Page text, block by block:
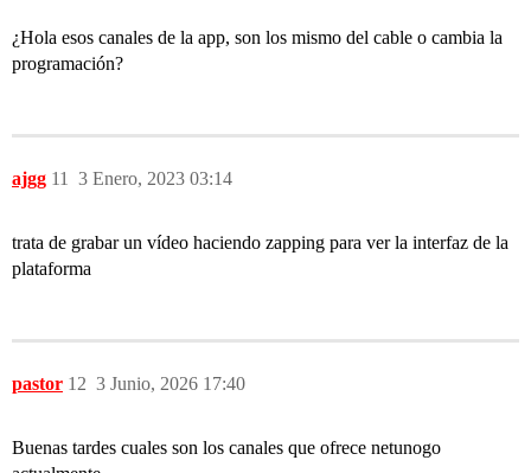
¿Hola esos canales de la app, son los mismo del cable o cambia la
programación?
ajgg 3 Enero, 2023 03:14
11
trata de grabar un vídeo haciendo zapping para ver la interfaz de la
plataforma
pastor 3 Junio, 2026 17:40
12
Buenas tardes cuales son los canales que ofrece netunogo